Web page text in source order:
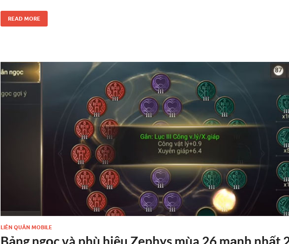
READ MORE
LIÊN QUÂN MOBILE